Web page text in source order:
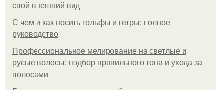
свой внешний вид
С чем и как носить гольфы и гетры: полное
руководство
Профессиональное мелирование на светлые и
русые волосы: подбор правильного тона и ухода за
волосами